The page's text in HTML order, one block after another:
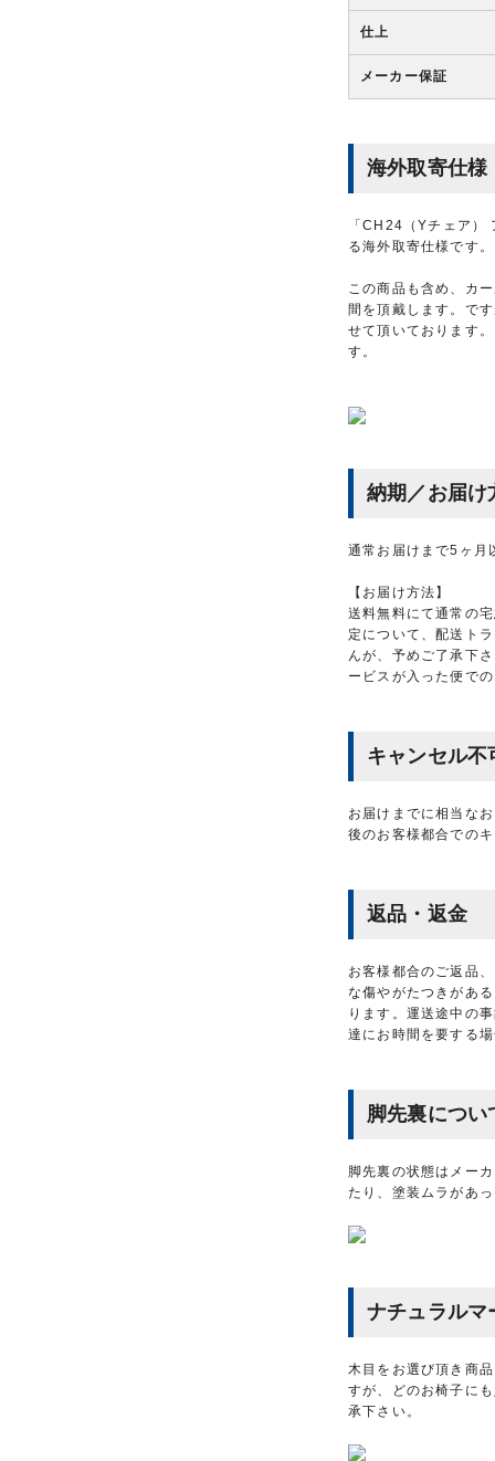
仕上
メーカー保証
海外取寄仕様
「CH24（Yチェア
る海外取寄仕様です。
この商品も含め、カ
間を頂戴します。で
せて頂いております
す。
納期／お届け
通常お届けまで5ヶ月
【お届け方法】
送料無料にて通常の
定について、配送ト
んが、予めご了承下
ービスが入った便で
キャンセル不
お届けまでに相当な
後のお客様都合での
返品・返金
お客様都合のご返品
な傷やがたつきがあ
ります。運送途中の
達にお時間を要する
脚先裏につい
脚先裏の状態はメー
たり、塗装ムラがあ
ナチュラルマ
木目をお選び頂き商
すが、どのお椅子に
承下さい。